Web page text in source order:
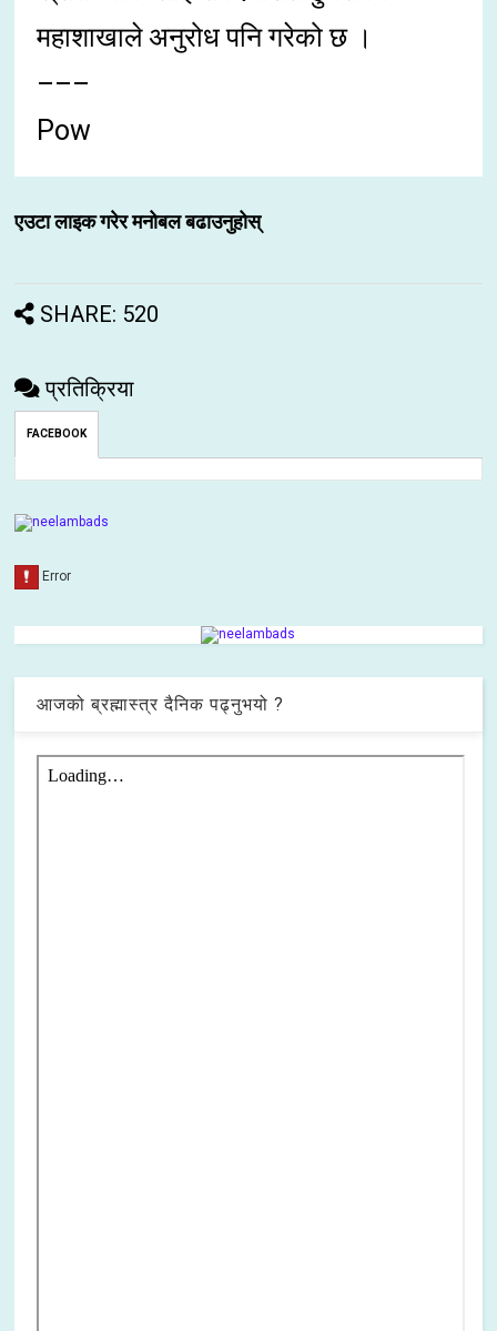
महाशाखाले अनुरोध पनि गरेको छ ।
–––
Pow
एउटा लाइक गरेर मनोबल बढाउनुहोस्
SHARE: 520
प्रतिक्रिया
FACEBOOK
आजको ब्रह्मास्त्र दैनिक पढ्नुभयो ?